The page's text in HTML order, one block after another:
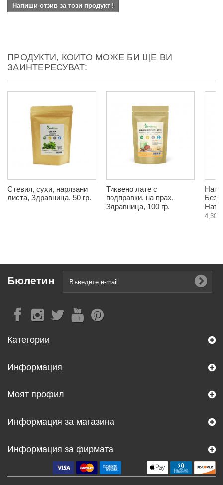
Напиши отзив за този продукт !
ПРОДУКТИ, КОИТО МОЖЕ БИ ЩЕ ВИ
ЗАИНТЕРЕСУВАТ:
Стевия, сухи, нарязани
листа, Здравница, 50 гр.
Тиквено лате с
подправки, на прах,
Здравница, 100 гр.
4,30 €
Бюлетин
Категории
Информация
Моят профил
Информация за магазина
Информация за фирмата